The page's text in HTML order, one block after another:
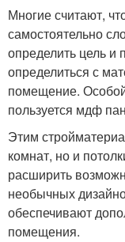
Многие считают,
самостоятельно
определить цель и
определиться с
помещение.
пользуется мдф
Этим
комнат, но и
расширить
необычных
обеспечивают
помещения.